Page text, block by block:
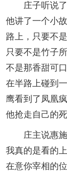
庄子听说了
他讲了一个小
路上，只要不
只要不是竹子
不是那香甜可
在半路上碰到
鹰看到了凤凰
他抢走自己的
庄主说惠施
我真的是看的
在意你宰相的